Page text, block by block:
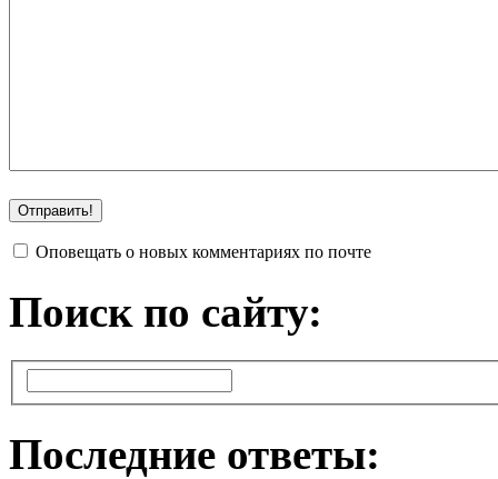
Оповещать о новых комментариях по почте
Поиск по сайту:
Последние ответы: